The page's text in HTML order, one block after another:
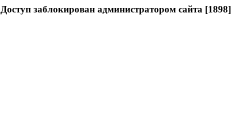
Доступ заблокирован администратором сайта [1898]